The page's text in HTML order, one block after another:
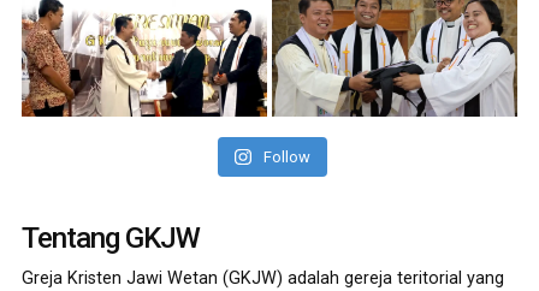
Follow
Tentang GKJW
Greja Kristen Jawi Wetan (GKJW) adalah gereja teritorial yang